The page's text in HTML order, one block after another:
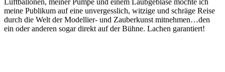
Luftballonen, meiner Pumpe und einem Laubgebläse möchte ich
meine Publikum auf eine unvergesslich, witzige und schräge Reise
durch die Welt der Modellier- und Zauberkunst mitnehmen…den
ein oder anderen sogar direkt auf der Bühne. Lachen garantiert!